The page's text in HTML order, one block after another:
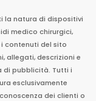
la natura di dispositivi
medico chirurgici,
contenuti del sito
allegati, descrizioni e
di pubblicità. Tutti i
esclusivamente
dei clienti o